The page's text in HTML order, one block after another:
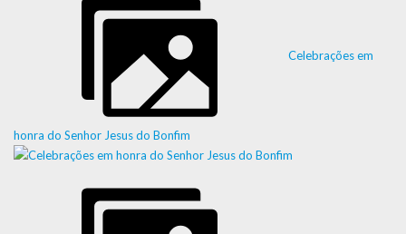
Celebrações em
honra do Senhor Jesus do Bonfim